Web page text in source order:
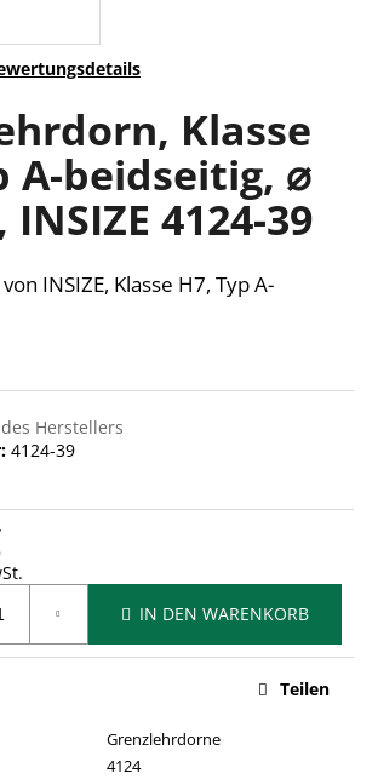
Klasse
A-beidseitig, ⌀
4124-39
INSIZE, Klasse H7, Typ A-
Herstellers
4124-39
IN DEN WARENKORB
Grenzlehrdorne
4124
Teilen